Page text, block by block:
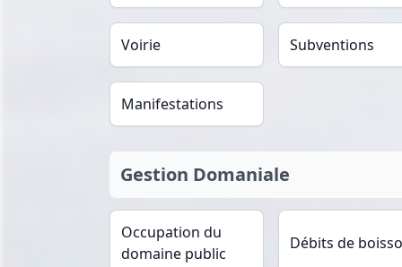
Voirie Subventions
Manifestations
Gestion Domaniale
Occupation du
domaine public
Débits de